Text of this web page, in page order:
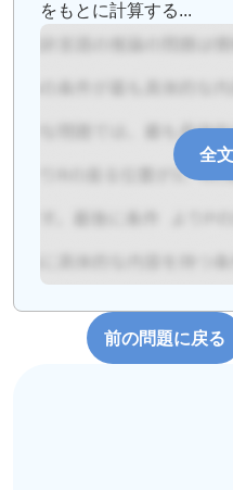
をもとに計算する...
全
前の問題に戻る